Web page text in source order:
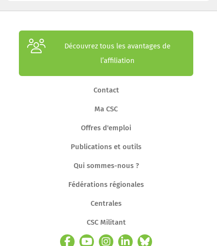
Découvrez tous les avantages de
l’affiliation
Contact
Ma CSC
Offres d'emploi
Publications et outils
Qui sommes-nous ?
Fédérations régionales
Centrales
CSC Militant